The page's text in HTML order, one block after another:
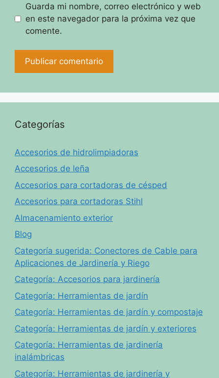
Guarda mi nombre, correo electrónico y web
en este navegador para la próxima vez que
comente.
Categorías
Accesorios de hidrolimpiadoras
Accesorios de leña
Accesorios para cortadoras de césped
Accesorios para cortadoras Stihl
Almacenamiento exterior
Blog
Categoría sugerida: Conectores de Cable para
Aplicaciones de Jardinería y Riego
Categoría: Accesorios para jardinería
Categoría: Herramientas de jardín
Categoría: Herramientas de jardín y compostaje
Categoría: Herramientas de jardín y exteriores
Categoría: Herramientas de jardinería
inalámbricas
Categoría: Herramientas de jardinería y